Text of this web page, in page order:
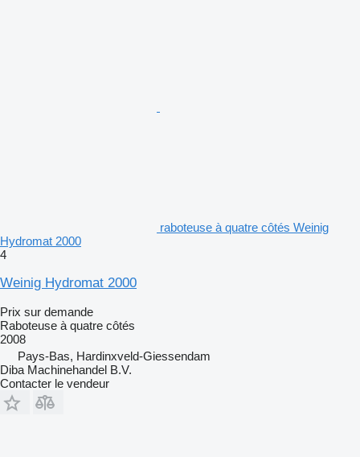
raboteuse à quatre côtés Weinig
Hydromat 2000
4
Weinig Hydromat 2000
Prix sur demande
Raboteuse à quatre côtés
2008
Pays-Bas, Hardinxveld-Giessendam
Diba Machinehandel B.V.
Contacter le vendeur